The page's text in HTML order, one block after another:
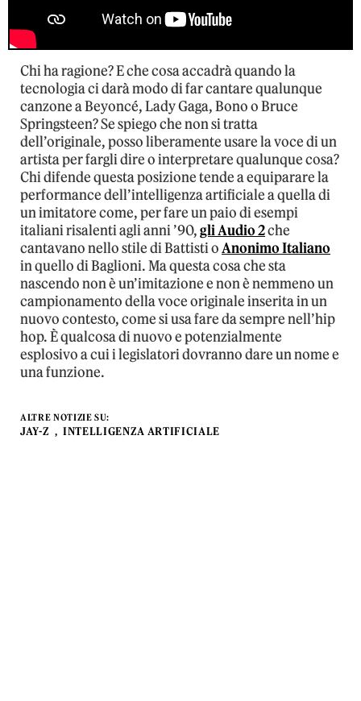
Chi ha ragione? E che cosa accadrà quando la
tecnologia ci darà modo di far cantare qualunque
canzone a Beyoncé, Lady Gaga, Bono o Bruce
Springsteen? Se spiego che non si tratta
dell’originale, posso liberamente usare la voce di un
artista per fargli dire o interpretare qualunque cosa?
Chi difende questa posizione tende a equiparare la
performance dell’intelligenza artificiale a quella di
un imitatore come, per fare un paio di esempi
italiani risalenti agli anni ’90,gli Audio 2che
cantavano nello stile di Battisti oAnonimo Italiano
in quello di Baglioni. Ma questa cosa che sta
nascendo non è un’imitazione e non è nemmeno un
campionamento della voce originale inserita in un
nuovo contesto, come si usa fare da sempre nell’hip
hop. È qualcosa di nuovo e potenzialmente
esplosivo a cui i legislatori dovranno dare un nome e
una funzione.
ALTRE NOTIZIE SU:
JAY-Z INTELLIGENZA ARTIFICIALE